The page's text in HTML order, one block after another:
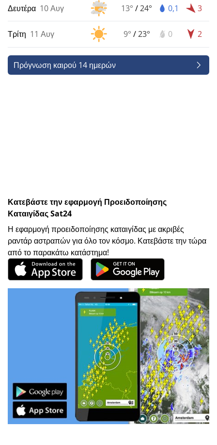
Δευτέρα 10 Αυγ 13° /24° 0,1 3
Τρίτη 11 Αυγ 9° /23° 0 2
Πρόγνωση καιρού 14 ημερών
Κατεβάστε την εφαρμογή Προειδοποίησης
Καταιγίδας Sat24
Η εφαρμογή προειδοποίησης καταιγίδας με ακριβές
ραντάρ αστραπών για όλο τον κόσμο. Κατεβάστε την τώρα
από το παρακάτω κατάστημα!